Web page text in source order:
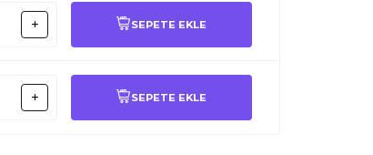
SEPETE EKLE
SEPETE EKLE